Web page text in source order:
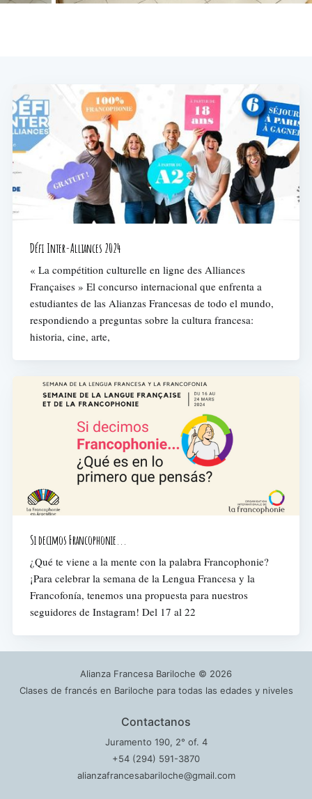
Défi Inter-Alliances 2024
« La compétition culturelle en ligne des Alliances
Françaises » El concurso internacional que enfrenta a
estudiantes de las Alianzas Francesas de todo el mundo,
respondiendo a preguntas sobre la cultura francesa:
historia, cine, arte,
Si decimos Francophonie...
¿Qué te viene a la mente con la palabra Francophonie?
¡Para celebrar la semana de la Lengua Francesa y la
Francofonía, tenemos una propuesta para nuestros
seguidores de Instagram! Del 17 al 22
Alianza Francesa Bariloche © 2026
Clases de francés en Bariloche para todas las edades y niveles
Contactanos
Juramento 190, 2° of. 4
+54 (294) 591-3870
alianzafrancesabariloche@gmail.com